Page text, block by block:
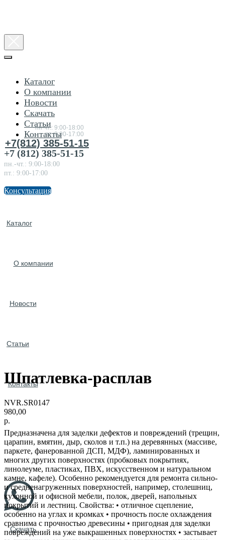
Консультация
товарам
пн-чт.: 9:00-18:00
пт.:9:00-17:00
+7(812) 385-51-15
Каталог
О компании
Новости
Статьи
Контакты
Скачать
Каталог
О компании
Новости
Скачать
Статьи
Контакты
+7 (812) 385-51-15
пн.-чт.: 9:00-18:00
пт.: 9:00-17:00
Консультация
Шпатлевка-расплав
NVR.SR0147
980,00
р.
Предназначена для заделки дефектов и повреждений (трещин,
царапин, вмятин, дыр, сколов и т.п.) на деревянных (массиве,
паркете, фанерованной ДСП, МДФ), ламинированных и
многих других поверхностях (пробковых покрытиях,
линолеуме, пластиках, ПВХ, искусственном и натуральном
камне, кафеле). Особенно рекомендуется для ремонта сильно‐
и средненагруженных поверхностей, например, столешниц,
кухонной и офисной мебели, полок, дверей, напольных
покрытий и лестниц. Свойства: • отличное сцепление,
особенно на углах и кромках • прочность после охлаждения
сравнима с прочностью древесины • пригодная для заделки
повреждений на уже выкрашенных поверхностях • застывает